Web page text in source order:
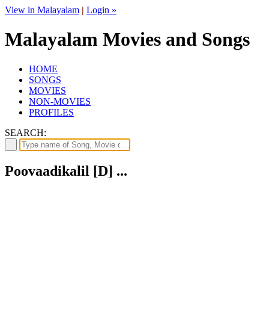
View in Malayalam | Login »
Malayalam Movies and Songs
HOME
SONGS
MOVIES
NON-MOVIES
PROFILES
SEARCH:
Poovaadikalil [D] ...